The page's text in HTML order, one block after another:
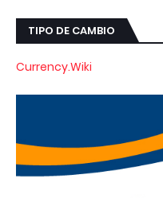
TIPO DE CAMBIO
Currency.Wiki